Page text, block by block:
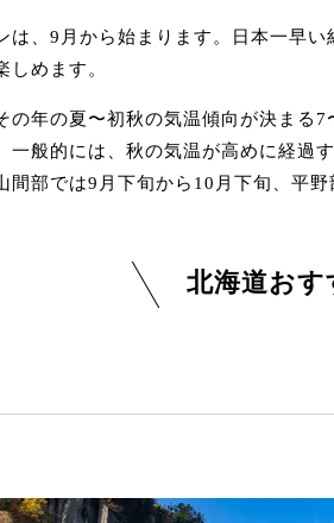
は、9月から始まります。日本一早
しめます。
の年の夏〜初秋の気温傾向が決まる
一般的には、秋の気温が高めに経過
間部では9月下旬から10月下旬、平
北海道おす